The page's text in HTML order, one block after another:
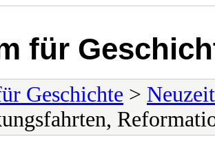
für
Geschichte >